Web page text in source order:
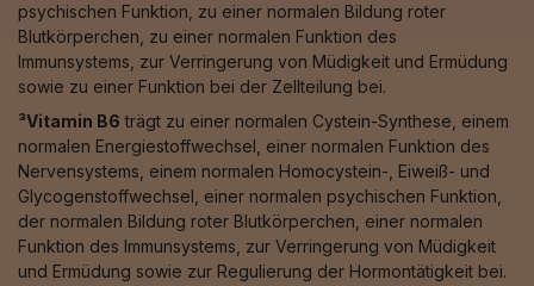
psychischen Funktion, zu einer normalen Bildung roter
Blutkörperchen, zu einer normalen Funktion des
Immunsystems, zur Verringerung von Müdigkeit und Ermüdung
sowie zu einer Funktion bei der Zellteilung bei.
³Vitamin B6 trägt zu einer normalen Cystein-Synthese, einem
normalen Energiestoffwechsel, einer normalen Funktion des
Nervensystems, einem normalen Homocystein-, Eiweiß- und
Glycogenstoffwechsel, einer normalen psychischen Funktion,
der normalen Bildung roter Blutkörperchen, einer normalen
Funktion des Immunsystems, zur Verringerung von Müdigkeit
und Ermüdung sowie zur Regulierung der Hormontätigkeit bei.